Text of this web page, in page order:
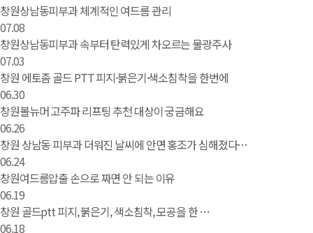
창원상남동피부과 체계적인 여드름 관리
07.08
창원상남동피부과 속부터 탄력있게 차오르는 물광주사
07.03
창원 에토좀 골드 PTT 피지·붉은기·색소침착을 한번에
06.30
창원볼뉴머 고주파 리프팅 추천 대상이 궁금해요
06.26
창원 상남동 피부과 더워진 날씨에 안면 홍조가 심해졌다…
06.24
창원여드름압출 손으로 짜면 안 되는 이유
06.19
창원 골드ptt 피지, 붉은기, 색소침착, 모공을 한 …
06.18